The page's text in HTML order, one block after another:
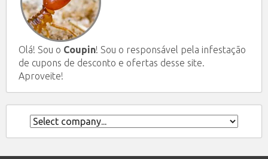
Olá! Sou o Coupin! Sou o responsável pela infestação
de cupons de desconto e ofertas desse site.
Aproveite!